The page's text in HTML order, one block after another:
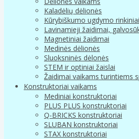
Kaladėlių dėlionės
Kūrybiškumo ugdymo rinkiniai
Lavinamieji žaidimai,
Magnetiniai žaidimai
Medinės dėlionės
Sluoksninės dėlonės
STEM ir optiniai žaislai
Žaidimai vaikams turintiems
Konstruktoriai vaikams
Mediniai konstruktoriai
PLUS PLUS konstruktoriai
Q-BRICKS konstruktoriai
SLUBAN konstruktoriai
STAX konstruktoriai